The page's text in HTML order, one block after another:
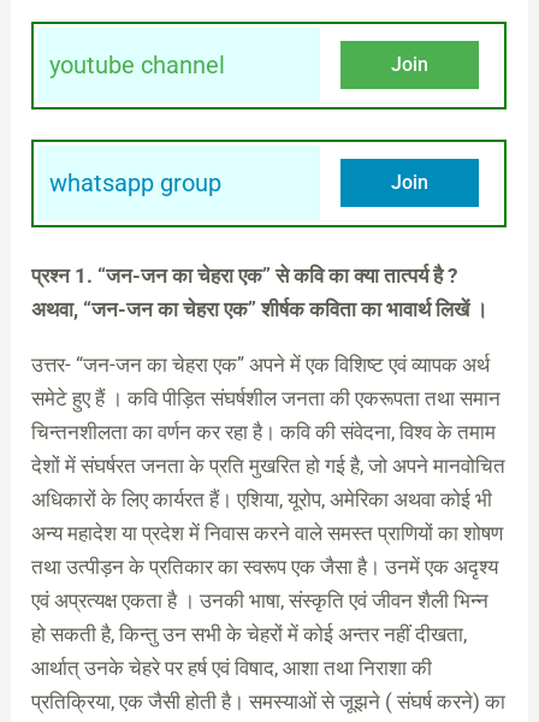
youtube channel Join
whatsapp group Join
प्रश्न 1. “जन-जन का चेहरा एक” से कवि का क्या तात्पर्य है ?
अथवा, “जन-जन का चेहरा एक” शीर्षक कविता का भावार्थ लिखें ।
उत्तर- “जन-जन का चेहरा एक” अपने में एक विशिष्ट एवं व्यापक अर्थ
समेटे हुए हैं । कवि पीड़ित संघर्षशील जनता की एकरूपता तथा समान
चिन्तनशीलता का वर्णन कर रहा है। कवि की संवेदना, विश्व के तमाम
देशों में संघर्षरत जनता के प्रति मुखरित हो गई है, जो अपने मानवोचित
अधिकारों के लिए कार्यरत हैं। एशिया, यूरोप, अमेरिका अथवा कोई भी
अन्य महादेश या प्रदेश में निवास करने वाले समस्त प्राणियों का शोषण
तथा उत्पीड़न के प्रतिकार का स्वरूप एक जैसा है। उनमें एक अदृश्य
एवं अप्रत्यक्ष एकता है । उनकी भाषा, संस्कृति एवं जीवन शैली भिन्न
हो सकती है, किन्तु उन सभी के चेहरों में कोई अन्तर नहीं दीखता,
आर्थात् उनके चेहरे पर हर्ष एवं विषाद, आशा तथा निराशा की
प्रतिक्रिया, एक जैसी होती है। समस्याओं से जूझने ( संघर्ष करने) का